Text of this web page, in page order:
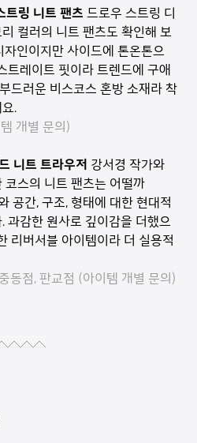
트링 니트 팬츠 드로우 스트링 디
컬러의 니트 팬츠도 확인해 보
인이지만 사이드에 톤온톤으
트레이트 핏이라 트렌드에 구애
드러운 비스코스 혼방 소재라 착
.
개별 문의)
니트 트라우저 강서경 작가와
스의 니트 팬츠는 어떨까
공간, 구조, 형태에 대한 현대적
과감한 원사로 깊이감을 더했으
리버서블 아이템이라 더 실용적
동점, 판교점 (아이템 개별 문의)